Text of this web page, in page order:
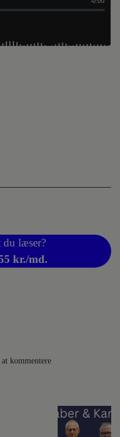
du læser?
kr./md.
kommentere